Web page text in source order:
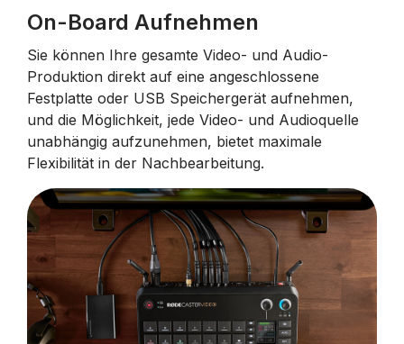
On-Board Aufnehmen
Sie können Ihre gesamte Video- und Audio-
Produktion direkt auf eine angeschlossene
Festplatte oder USB Speichergerät aufnehmen,
und die Möglichkeit, jede Video- und Audioquelle
unabhängig aufzunehmen, bietet maximale
Flexibilität in der Nachbearbeitung.